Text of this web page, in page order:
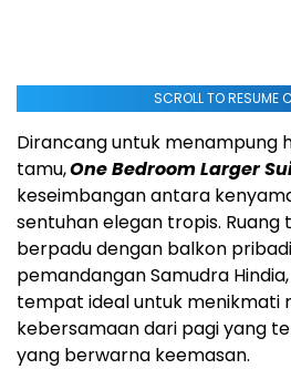
SCROLL TO RESUME
Dirancang untuk menampung
tamu,One Bedroom Larger
keseimbangan antara
sentuhan elegan tropis. Ruang
berpadu dengan balkon
pemandanganSamudra Hindia
tempat ideal untuk menikmati
kebersamaan dari pagi yang
yang berwarna keemasan.